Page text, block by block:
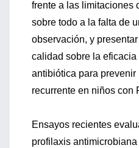
frente a las limitaciones
sobre todo a la falta de
observación, y
calidad sobre la
antibiótica para
recurrente en niños con
Ensayos recientes
profilaxis